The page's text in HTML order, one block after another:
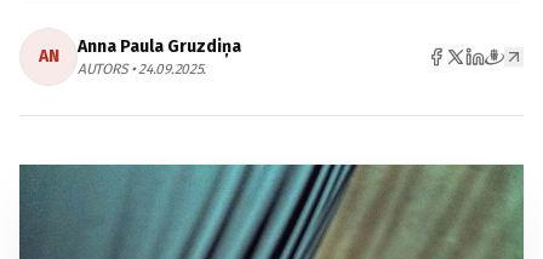
AN Anna Paula Gruzdiņa
AUTORS • 24.09.2025.